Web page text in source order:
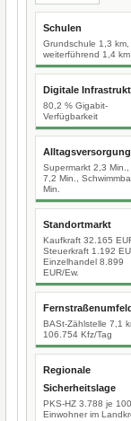
Schulen
Grundschule 1,3 km,
weiterführend 1,4 km
Digitale
80,2 % Gigabit-
Verfügbarkeit
Alltagsversorgung
Supermarkt 2,3 Min.,
7,2 Min.,
Min.
Standortmarkt
Kaufkraft 32.165
Steuerkraft 1.192
Einzelhandel 8.899
EUR/Ew.
BASt-Zählstelle 7,1
106.754 Kfz/Tag
Regionale
Sicherheitslage
PKS-HZ 3.788 je
Einwohner im